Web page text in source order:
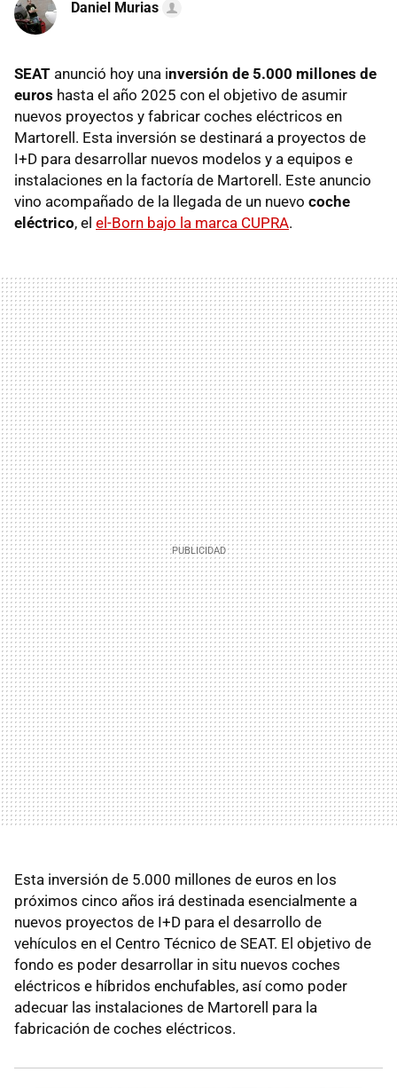
Daniel Murias
SEAT anunció hoy una inversión de 5.000 millones de
euros hasta el año 2025 con el objetivo de asumir
nuevos proyectos y fabricar coches eléctricos en
Martorell. Esta inversión se destinará a proyectos de
I+D para desarrollar nuevos modelos y a equipos e
instalaciones en la factoría de Martorell. Este anuncio
vino acompañado de la llegada de un nuevo coche
eléctrico, el el-Born bajo la marca CUPRA.
Esta inversión de 5.000 millones de euros en los
próximos cinco años irá destinada esencialmente a
nuevos proyectos de I+D para el desarrollo de
vehículos en el Centro Técnico de SEAT. El objetivo de
fondo es poder desarrollar in situ nuevos coches
eléctricos e híbridos enchufables, así como poder
adecuar las instalaciones de Martorell para la
fabricación de coches eléctricos.